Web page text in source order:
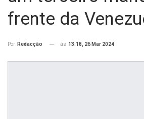
frente da
Por Redacção ás 13:18, 26 Mar 2024